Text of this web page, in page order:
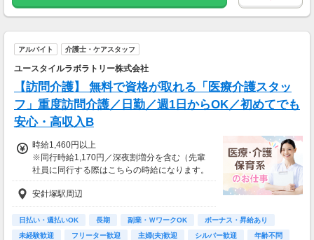
■交通費 上限30,000円まで支給 ※会社規定有
り
アルバイト 介護士・ケアスタッフ
ユースタイルラボラトリー株式会社
【訪問介護】 無料で資格が取れる「医療介護スタッ
フ」重度訪問介護／日勤／週1日からOK／初めてでも
安心・高収入B
時給1,460円以上
※同行時給1,170円／深夜割増分を含む（先輩
社員に同行する際はこちらの時給になります。
入社後早い方で2週間で独り立ちも可能。）
※交通費一部支給（既定あり）
【収入例】
週1回勤務の場合：1,460円×8時間×4回=4万6,7
安針塚駅周辺
日払い・週払いOK 長期 副業・ＷワークOK
ボーナス・昇給あり
未経験歓迎
フリーター歓迎 主婦(夫)歓迎 シルバー歓迎 年齢不問